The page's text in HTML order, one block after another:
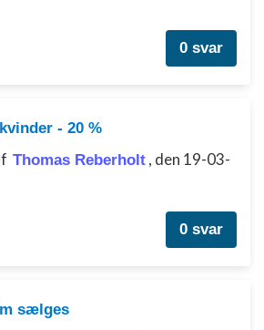
0 svar
- 20 %
Thomas Reberholt , den 19-03-
0 svar
sælges